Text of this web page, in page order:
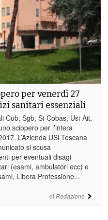
di Redazione
per venerdì 27
sanitari essenziali
Cub, Sgb, Si-Cobas, Usi-Ait,
sciopero per l’intera
L’Azienda USl Toscana
si scusa
per eventuali disagi
(esami, ambulatori ecc) e
Libera Professione...